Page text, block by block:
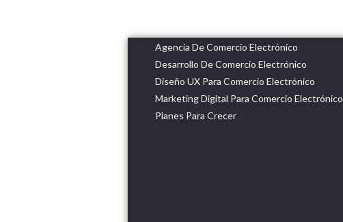
Agencia De Comercio Electrónico
Desarrollo De Comercio Electrónico
Diseño UX Para Comercio Electrónico
Marketing Digital Para Comercio Electrónico
Planes Para Crecer